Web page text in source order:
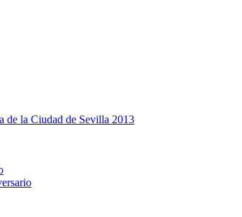
de la Ciudad de Sevilla 2013